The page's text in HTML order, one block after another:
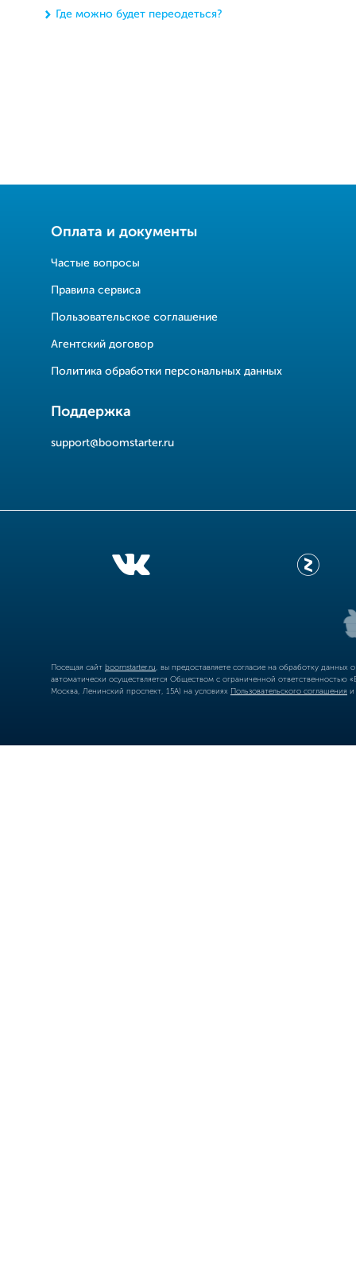
Где можно будет переодеться?
Оплата и документы
Частые вопросы
Правила сервиса
Пользовательское соглашение
Агентский договор
Политика обработки персональных данных
Поддержка
support@boomstarter.ru
Посещая сайт boomstarter.ru , вы предоставляете согласие на обработку
автоматически осуществляется Обществом с ограниченной
Москва, Ленинский проспект, 15А) на условиях Пользовательского соглашения и